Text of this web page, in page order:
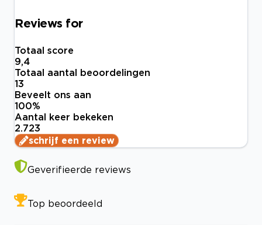
Reviews for
Totaal score
9,4
Totaal aantal beoordelingen
13
Beveelt ons aan
100%
Aantal keer bekeken
2.723
schrijf een review
Geverifieerde reviews
Top beoordeeld